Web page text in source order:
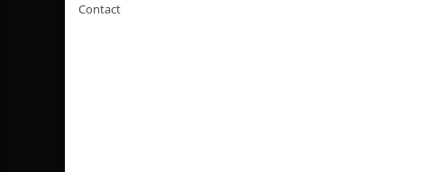
Contact